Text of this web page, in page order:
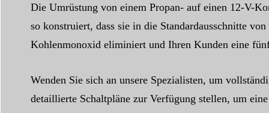
Die Umrüstung von einem Propan- auf einen 12-V-
so konstruiert, dass sie in die Standardausschnitte
Kohlenmonoxid eliminiert und Ihren Kunden eine
Wenden Sie sich an unsere Spezialisten, um
detaillierte Schaltpläne zur Verfügung stellen, um